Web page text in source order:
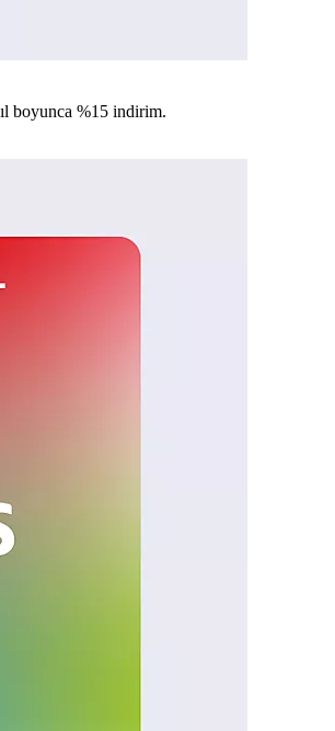
boyunca %15 indirim.